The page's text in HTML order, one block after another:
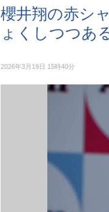
櫻井翔の赤シ
ょくしつつあ
2026年3月19日 15時40分